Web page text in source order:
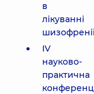
в
лікуванні
IV
науково-
практична